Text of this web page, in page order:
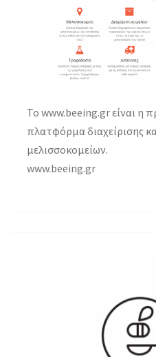
Το www.beeing.gr είναι η
πλατφόρμα διαχείρισης
μελισσοκομείων.
www.beeing.gr